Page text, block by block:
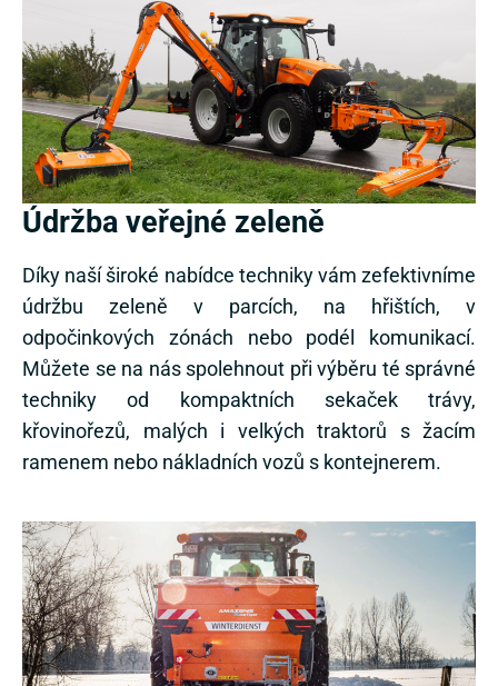
Údržba veřejné zeleně
Díky naší široké nabídce techniky vám zefektivníme
údržbu zeleně v parcích, na hřištích, v
odpočinkových zónách nebo podél komunikací.
Můžete se na nás spolehnout při výběru té správné
techniky od kompaktních sekaček trávy,
křovinořezů, malých i velkých traktorů s žacím
ramenem nebo nákladních vozů s kontejnerem.